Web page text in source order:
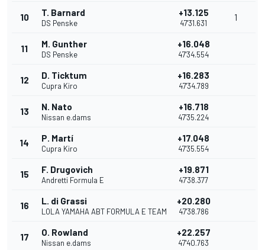
10 T. Barnard
DS Penske
+13.125
47'31.631
1
11 M. Gunther
DS Penske
+16.048
47'34.554
12 D. Ticktum
Cupra Kiro
+16.283
47'34.789
13 N. Nato
Nissan e.dams
+16.718
47'35.224
14 P. Martí
Cupra Kiro
+17.048
47'35.554
15 F. Drugovich
Andretti Formula E
+19.871
47'38.377
16 L. di Grassi
LOLA YAMAHA ABT FORMULA E TEAM
+20.280
47'38.786
17 O. Rowland
Nissan e.dams
+22.257
47'40.763